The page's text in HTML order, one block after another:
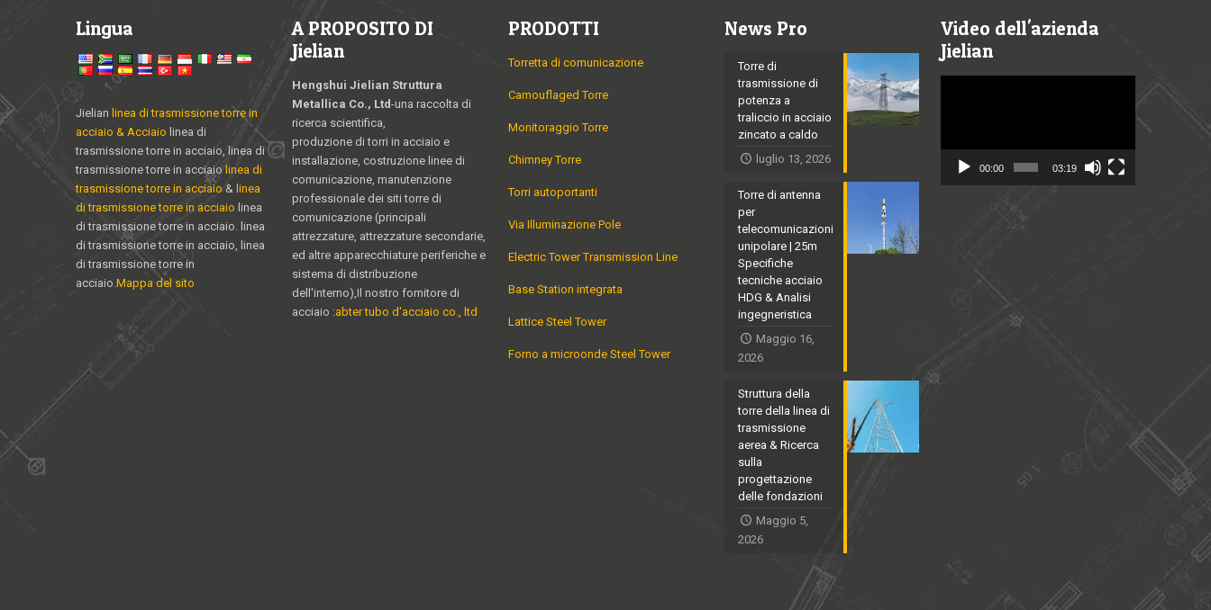
Lingua
Jielian linea di trasmissione torre in
acciaio & Acciaio linea di
trasmissione torre in acciaio, linea di
trasmissione torre in acciaio linea di
trasmissione torre in acciaio & linea
di trasmissione torre in acciaio linea
di trasmissione torre in acciaio. linea
di trasmissione torre in acciaio, linea
di trasmissione torre in
acciaio.Mappa del sito
A PROPOSITO DI
Jielian
Hengshui Jielian Struttura
Metallica Co., Ltd-una raccolta di
ricerca scientifica,
produzione di torri in acciaio e
installazione, costruzione linee di
comunicazione, manutenzione
professionale dei siti torre di
comunicazione (principali
attrezzature, attrezzature secondarie,
ed altre apparecchiature periferiche e
sistema di distribuzione
dell'interno),Il nostro fornitore di
acciaio :abter tubo d'acciaio co., ltd
PRODOTTI
Torretta di comunicazione
Camouflaged Torre
Monitoraggio Torre
Chimney Torre
Torri autoportanti
Via Illuminazione Pole
Electric Tower Transmission Line
Base Station integrata
Lattice Steel Tower
Forno a microonde Steel Tower
News Pro
Torre di
trasmissione di
potenza a
traliccio in acciaio
zincato a caldo
luglio 13, 2026
Torre di antenna
per
telecomunicazioni
unipolare | 25m
Specifiche
tecniche acciaio
HDG & Analisi
ingegneristica
Maggio 16,
2026
Struttura della
torre della linea di
trasmissione
aerea & Ricerca
sulla
progettazione
delle fondazioni
Maggio 5,
2026
Video dell'azienda
Jielian
00:00 03:19